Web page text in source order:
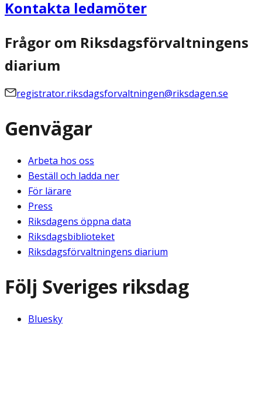
Kontakta ledamöter
Frågor om Riksdagsförvaltningens
diarium
registrator.riksdagsforvaltningen@riksdagen.se
Genvägar
Arbeta hos oss
Beställ och ladda ner
För lärare
Press
Riksdagens öppna data
Riksdagsbiblioteket
Riksdagsförvaltningens diarium
Följ Sveriges riksdag
Bluesky